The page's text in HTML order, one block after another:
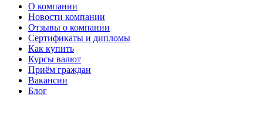
О компании
Новости компании
Отзывы о компании
Сертификаты и дипломы
Как купить
Курсы валют
Приём граждан
Вакансии
Блог